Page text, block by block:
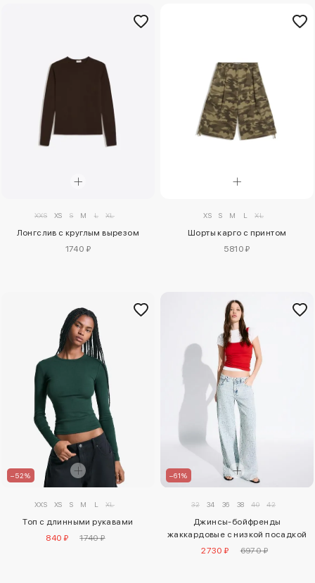
XXS XS S M L XL
Лонгслив с круглым вырезом
1740 ₽
XS S M L XL
Шорты карго с принтом
5810 ₽
–52%
XXS XS S M L XL
Топ с длинными рукавами
840 ₽
1740 ₽
–61%
32 34 36 38 40 42
Джинсы-бойфренды
жаккардовые с низкой посадкой
2730 ₽
6970 ₽